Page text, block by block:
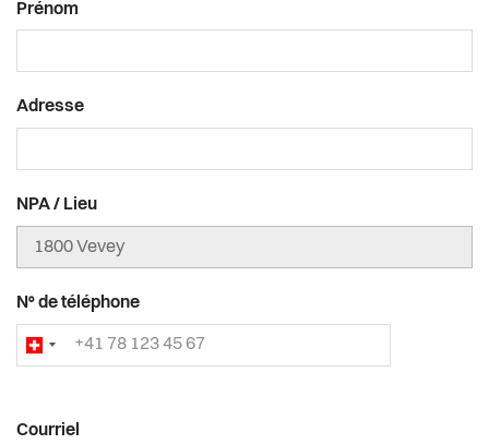
Prénom
Adresse
NPA / Lieu
N° de téléphone
Courriel
Courriel